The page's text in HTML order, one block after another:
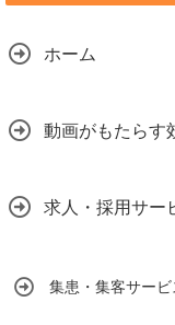
ホーム
動画がもたらす
求人・採用サー
集患・集客サー